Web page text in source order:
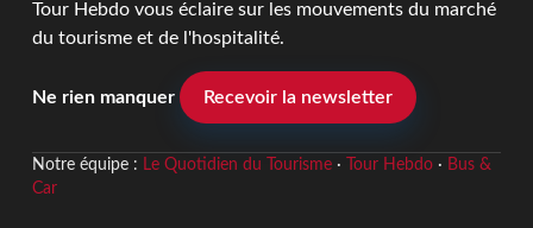
Tour Hebdo vous éclaire sur les mouvements du marché
du tourisme et de l'hospitalité.
Ne rien manquer Recevoir la newsletter
Notre équipe : Le Quotidien du Tourisme· Tour Hebdo· Bus &
Car